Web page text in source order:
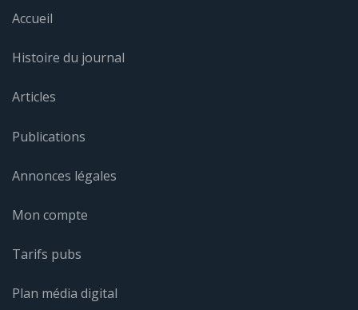
Accueil
Histoire du journal
Articles
Publications
Annonces légales
Mon compte
Tarifs pubs
Plan média digital